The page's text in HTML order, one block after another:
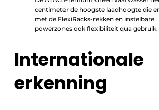
centimeter de hoogste laadhoogte die
met de FlexiRacks-rekken en instelbare
powerzones ook flexibiliteit qua gebruik.
Internationale
erkenning